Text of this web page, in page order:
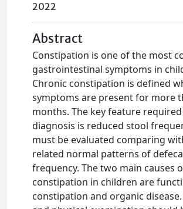
2022
Abstract
Constipation is one of the most
gastrointestinal symptoms in
Chronic constipation is defined
symptoms are present for more
months. The key feature
diagnosis is reduced stool
must be evaluated comparing
related normal patterns of
frequency. The two main causes
constipation in children are
constipation and organic